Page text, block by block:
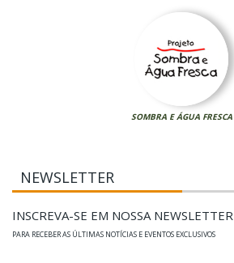
SOMBRA E ÁGUA FRESCA
NEWSLETTER
INSCREVA-SE EM NOSSA NEWSLETTER
PARA RECEBER AS ÚLTIMAS NOTÍCIAS E EVENTOS EXCLUSIVOS